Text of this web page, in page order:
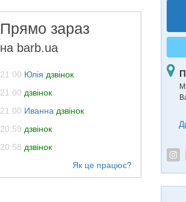
Прямо зараз
на barb.ua
21:00 Юлія дзвінок
21:00 дзвінок
21:00 Иванна дзвінок
20:59 дзвінок
20:58 дзвінок